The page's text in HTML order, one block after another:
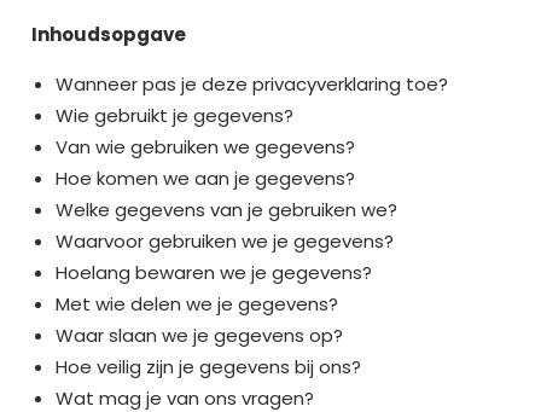
Inhoudsopgave
Wanneer pas je deze privacyverklaring toe?
Wie gebruikt je gegevens?
Van wie gebruiken we gegevens?
Hoe komen we aan je gegevens?
Welke gegevens van je gebruiken we?
Waarvoor gebruiken we je gegevens?
Hoelang bewaren we je gegevens?
Met wie delen we je gegevens?
Waar slaan we je gegevens op?
Hoe veilig zijn je gegevens bij ons?
Wat mag je van ons vragen?